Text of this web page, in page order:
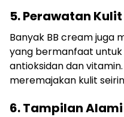
5. Perawatan Kulit
Banyak BB cream juga
yang bermanfaat
antioksidan dan
meremajakan kulit
6. Tampilan Alami